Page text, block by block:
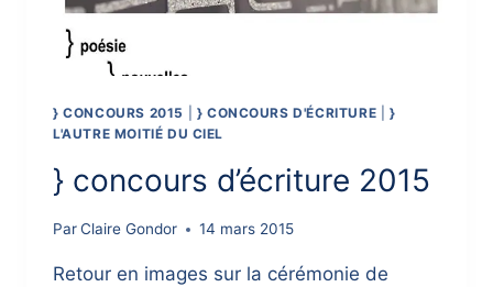
} CONCOURS 2015 } CONCOURS D'ÉCRITURE |}
L'AUTRE MOITIÉ DU CIEL
} concours d’écriture 2015
ParClaire Gondor 14 mars 2015
Retour en images sur la cérémonie de